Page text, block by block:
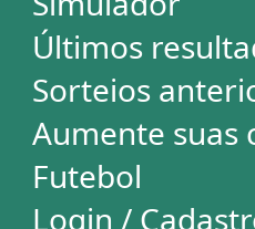
Super Sete
Timemania
Dupla-Sena
Lotomania
Loteria Federal